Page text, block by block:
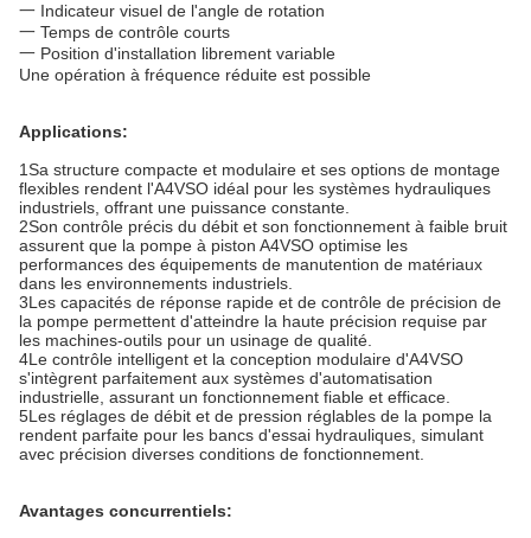
一 Indicateur visuel de l'angle de rotation
一 Temps de contrôle courts
一 Position d'installation librement variable
Une opération à fréquence réduite est possible
Applications:
1Sa structure compacte et modulaire et ses options de montage
flexibles rendent l'A4VSO idéal pour les systèmes hydrauliques
industriels, offrant une puissance constante.
2Son contrôle précis du débit et son fonctionnement à faible bruit
assurent que la pompe à piston A4VSO optimise les
performances des équipements de manutention de matériaux
dans les environnements industriels.
3Les capacités de réponse rapide et de contrôle de précision de
la pompe permettent d'atteindre la haute précision requise par
les machines-outils pour un usinage de qualité.
4Le contrôle intelligent et la conception modulaire d'A4VSO
s'intègrent parfaitement aux systèmes d'automatisation
industrielle, assurant un fonctionnement fiable et efficace.
5Les réglages de débit et de pression réglables de la pompe la
rendent parfaite pour les bancs d'essai hydrauliques, simulant
avec précision diverses conditions de fonctionnement.
Avantages concurrentiels: